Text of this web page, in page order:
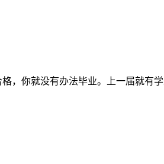
，你就没有办法毕业。上一届就有